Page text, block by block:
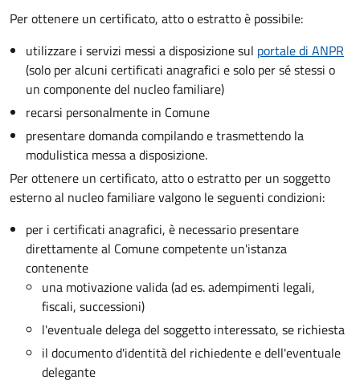
Per ottenere un certificato, atto o estratto è possibile:
utilizzare i servizi messi a disposizione sul portale di ANPR
(solo per alcuni certificati anagrafici e solo per sé stessi o
un componente del nucleo familiare)
recarsi personalmente in Comune
presentare domanda compilando e trasmettendo la
modulistica messa a disposizione.
Per ottenere un certificato, atto o estratto per un soggetto
esterno al nucleo familiare valgono le seguenti condizioni:
per i certificati anagrafici, è necessario presentare
direttamente al Comune competente un'istanza
contenente
una motivazione valida (ad es. adempimenti legali,
fiscali, successioni)
l'eventuale delega del soggetto interessato, se richiesta
il documento d'identità del richiedente e dell'eventuale
delegante